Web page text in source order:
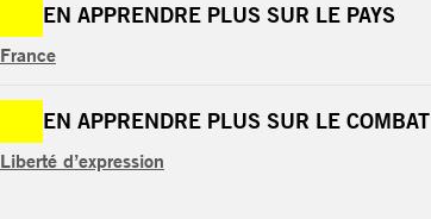
EN APPRENDRE PLUS SUR LE PAYS
France
EN APPRENDRE PLUS SUR LE COMBAT
Liberté d’expression